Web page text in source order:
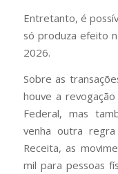
Entretanto, é
só produza efeito
2026.
Sobre as
houve a
Federal, mas
venha outra
Receita, as
mil para pessoas